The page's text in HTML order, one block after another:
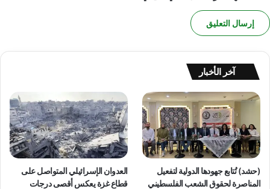
آخر الأخبار
(حشد) تُتابع جهودها الدولية لتفعيل
المناصرة لحقوق الشعب الفلسطيني
العدوان الإسرائيلي المتواصل على
قطاع غزة يعكس أقصى درجات